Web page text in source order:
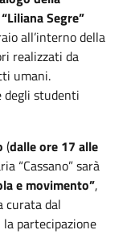
Segre”
all’interno della
realizzati da
umani.
degli studenti
(dalle ore 17 alle
“Cassano” sarà
e movimento”,
curata dal
partecipazione